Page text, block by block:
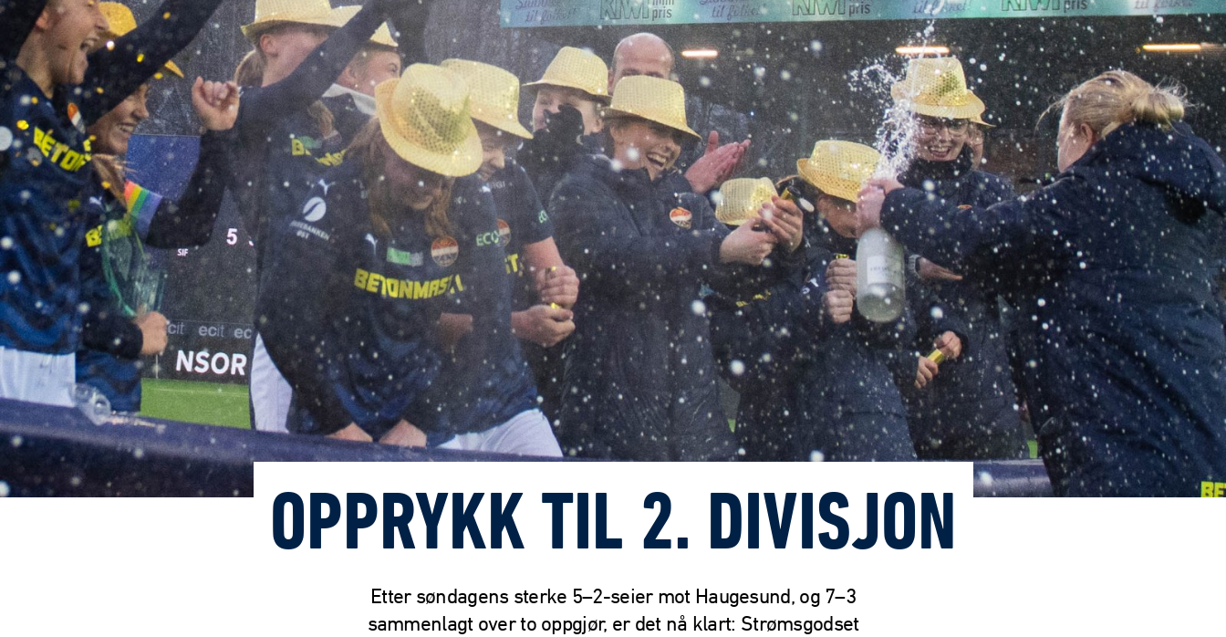
OPPRYKK TIL 2. DIVISJON
Etter søndagens sterke 5–2-seier mot Haugesund, og 7–3
sammenlagt over to oppgjør, er det nå klart: Strømsgodset